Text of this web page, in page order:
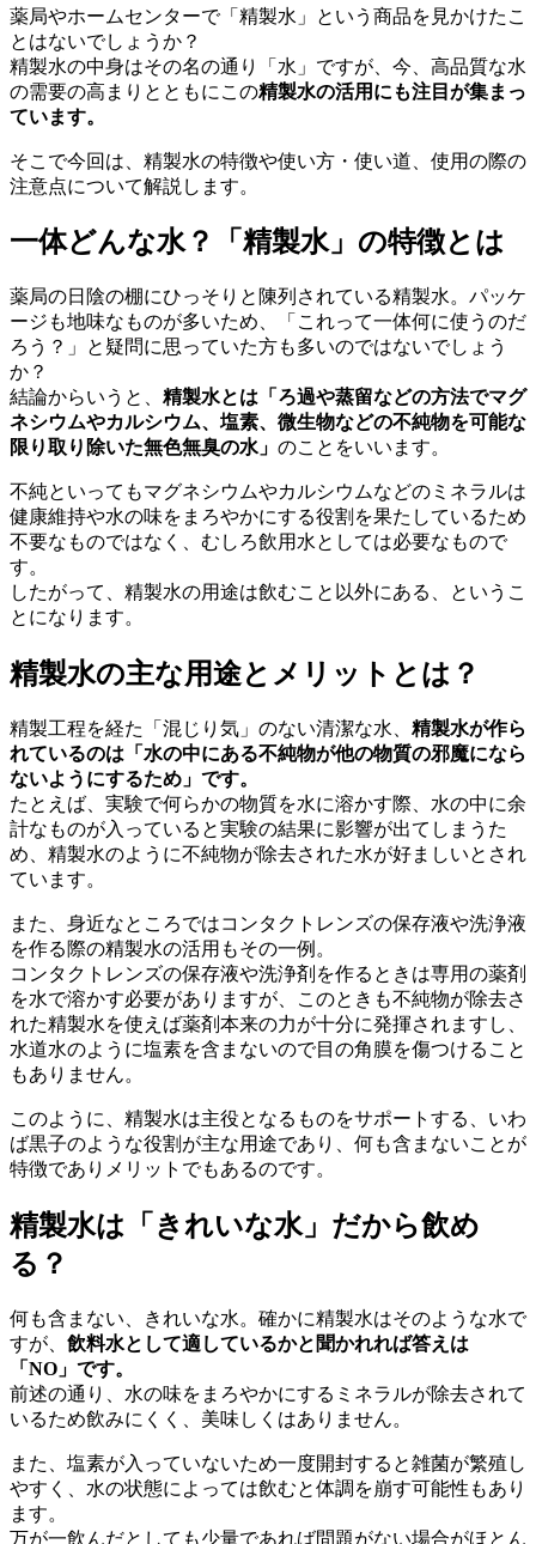
薬局やホームセンターで「精製水」という商品を見かけたこ
とはないでしょうか？
精製水の中身はその名の通り「水」ですが、今、高品質な水
の需要の高まりとともにこの精製水の活用にも注目が集まっ
ています。
そこで今回は、精製水の特徴や使い方・使い道、使用の際の
注意点について解説します。
一体どんな水？「精製水」の特徴とは
薬局の日陰の棚にひっそりと陳列されている精製水。パッケ
ージも地味なものが多いため、「これって一体何に使うのだ
ろう？」と疑問に思っていた方も多いのではないでしょう
か？
結論からいうと、 精製水とは「ろ過や蒸留などの方法でマグ
ネシウムやカルシウム、塩素、微生物などの不純物を可能な
限り取り除いた無色無臭の水」 のことをいいます。
不純といってもマグネシウムやカルシウムなどのミネラルは
健康維持や水の味をまろやかにする役割を果たしているため
不要なものではなく、むしろ飲用水としては必要なもので
す。
したがって、精製水の用途は飲むこと以外にある、というこ
とになります。
精製水の主な用途とメリットとは？
精製工程を経た「混じり気」のない清潔な水、 精製水が作ら
れているのは「水の中にある不純物が他の物質の邪魔になら
ないようにするため」です。
たとえば、実験で何らかの物質を水に溶かす際、水の中に余
計なものが入っていると実験の結果に影響が出てしまうた
め、精製水のように不純物が除去された水が好ましいとされ
ています。
また、身近なところではコンタクトレンズの保存液や洗浄液
を作る際の精製水の活用もその一例。
コンタクトレンズの保存液や洗浄剤を作るときは専用の薬剤
を水で溶かす必要がありますが、このときも不純物が除去さ
れた精製水を使えば薬剤本来の力が十分に発揮されますし、
水道水のように塩素を含まないので目の角膜を傷つけること
もありません。
このように、精製水は主役となるものをサポートする、いわ
ば黒子のような役割が主な用途であり、何も含まないことが
特徴でありメリットでもあるのです。
精製水は「きれいな水」だから飲め
る？
何も含まない、きれいな水。確かに精製水はそのような水で
すが、 飲料水として適しているかと聞かれれば答えは
「NO」です。
前述の通り、水の味をまろやかにするミネラルが除去されて
いるため飲みにくく、美味しくはありません。
また、塩素が入っていないため一度開封すると雑菌が繁殖し
やすく、水の状態によっては飲むと体調を崩す可能性もあり
ます。
万が一飲んだとしても少量であれば問題がない場合がほとん